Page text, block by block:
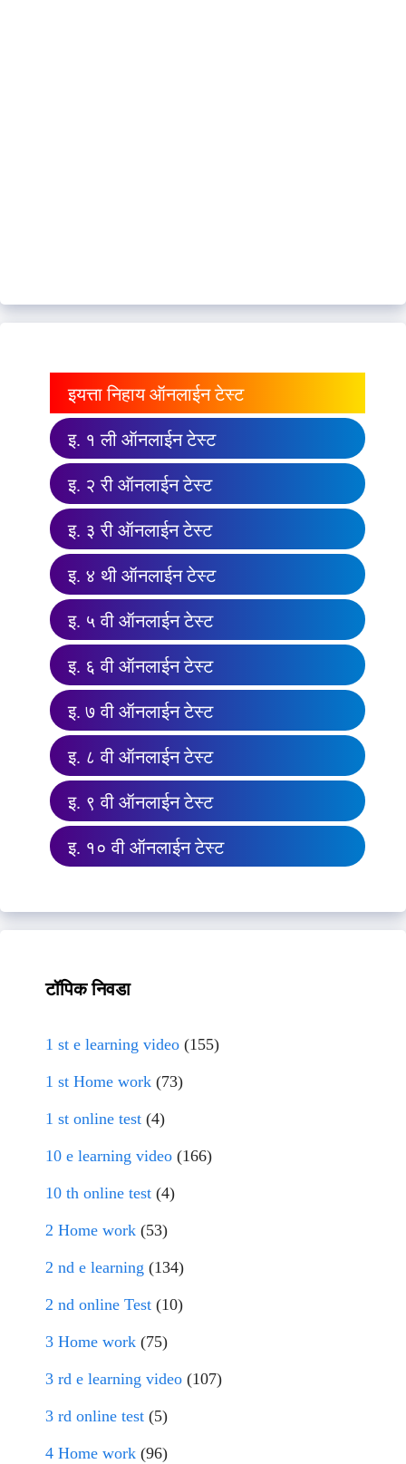
इयत्ता निहाय ऑनलाईन टेस्ट
इ. १ ली ऑनलाईन टेस्ट
इ. २ री ऑनलाईन टेस्ट
इ. ३ री ऑनलाईन टेस्ट
इ. ४ थी ऑनलाईन टेस्ट
इ. ५ वी ऑनलाईन टेस्ट
इ. ६ वी ऑनलाईन टेस्ट
इ. ७ वी ऑनलाईन टेस्ट
इ. ८ वी ऑनलाईन टेस्ट
इ. ९ वी ऑनलाईन टेस्ट
इ. १० वी ऑनलाईन टेस्ट
टॉपिक निवडा
1 st e learning video (155)
1 st Home work (73)
1 st online test (4)
10 e learning video (166)
10 th online test (4)
2 Home work (53)
2 nd e learning (134)
2 nd online Test (10)
3 Home work (75)
3 rd e learning video (107)
3 rd online test (5)
4 Home work (96)